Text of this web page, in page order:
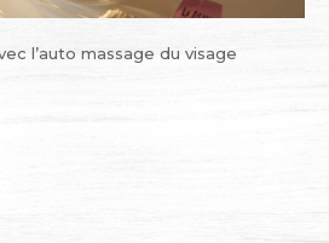
l’auto massage du visage